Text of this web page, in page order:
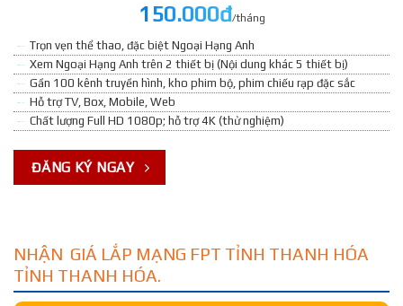
150.000đ/tháng
Trọn vẹn thể thao, đặc biệt Ngoại Hạng Anh
Xem Ngoại Hạng Anh trên 2 thiết bị (Nội dung khác 5 thiết bị)
Gần 100 kênh truyền hình, kho phim bộ, phim chiếu rạp đặc sắc
Hỗ trợ TV, Box, Mobile, Web
Chất lượng Full HD 1080p; hỗ trợ 4K (thử nghiệm)
ĐĂNG KÝ NGAY
NHẬN GIÁ LẮP MẠNG FPT TỈNH THANH HÓA
TỈNH THANH HÓA.